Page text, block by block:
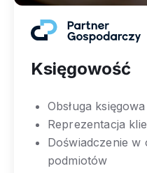
Księgowość
Obsługa
Reprezentacja
Doświadczenie w
podmiotów